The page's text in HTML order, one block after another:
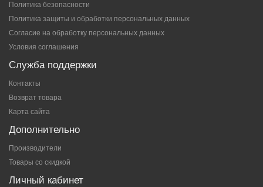
Политика безопасности
Политика защиты и обработки персональных данных
Согласие на обработку персональных данных
Условия соглашения
Служба поддержки
Контакты
Возврат товара
Карта сайта
Дополнительно
Производители
Товары со скидкой
Личный кабинет